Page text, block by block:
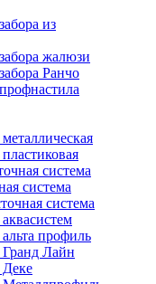
из
жалюзи
Ранчо
система
система
система
профиль
Гранд Лайн
Деке